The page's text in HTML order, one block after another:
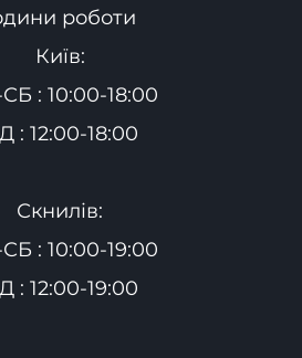
роботи
Київ:
: 10:00-18:00
: 12:00-18:00
Скнилів:
: 10:00-19:00
: 12:00-19:00